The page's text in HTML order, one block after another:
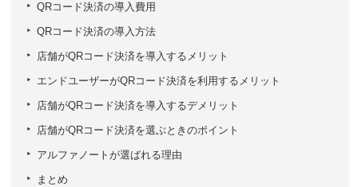
QRコード決済の導入費用
QRコード決済の導入方法
店舗がQRコード決済を導入するメリット
エンドユーザーがQRコード決済を利用するメリット
店舗がQRコード決済を導入するデメリット
店舗がQRコード決済を選ぶときのポイント
アルファノートが選ばれる理由
まとめ